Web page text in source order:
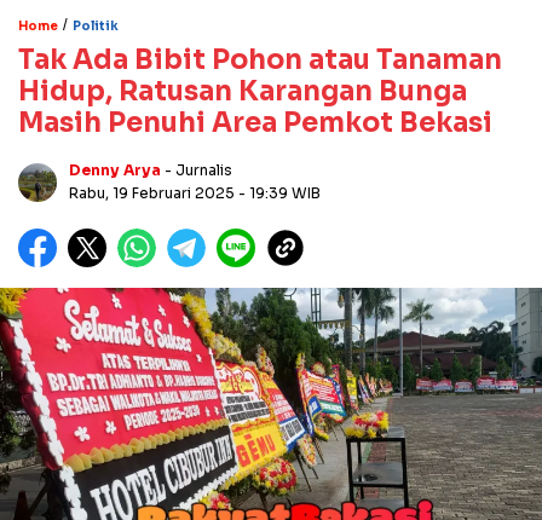
Home / Politik
Tak Ada Bibit Pohon atau Tanaman
Hidup, Ratusan Karangan Bunga
Masih Penuhi Area Pemkot Bekasi
Denny Arya - Jurnalis
Rabu, 19 Februari 2025 - 19:39 WIB